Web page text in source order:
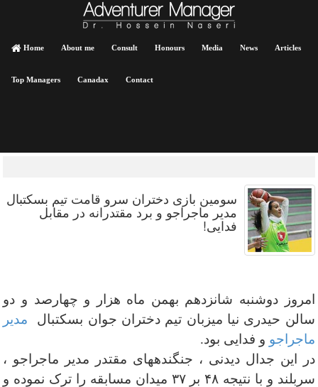
Home About me Consult Honours Media News Articles
Top Managers Canadax Contact
سومین بازی دختران سرو قامت تیم بسکتبال
مدیر ماجراجو و برد مقتدرانه در مقابل
فدایی!
امروز دوشنبه شانزدهم بهمن ماه هزار و چهارصد و دو
سالن حیدری نیا میزبان تیم دختران جوان بسکتبال
مدیر
ماجراجو و فدایی بود.
در این جدال دیدنی ، جنگندههای مقتدر مدیر ماجراجو ،
سربلند و با نتیجه ۴۸ بر ۳۷ میدان مسابقه را ترک نموده و